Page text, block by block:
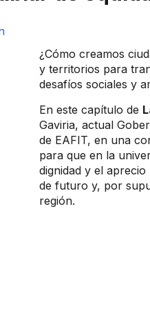
​¿Cómo creamos
y territorios para
desafíos sociales y
En este capítulo de
Gaviria, actual
de EAFIT, en una
para que en la
dignidad y el
de futuro y, por
región​​.​​​​​​